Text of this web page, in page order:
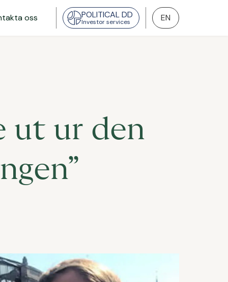
oss POLITICAL DD
Investor services EN
ut ur den